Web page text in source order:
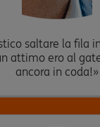
saltare la fila
attimo ero al
ancora in coda!»